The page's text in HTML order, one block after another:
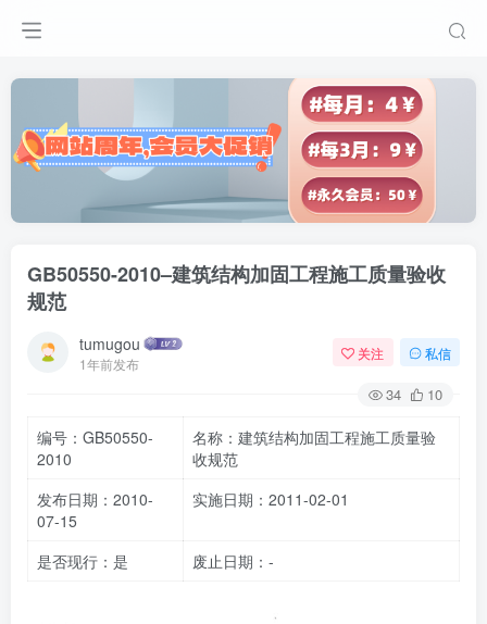
GB50550-2010–建筑结构加固工程施工质量验收
规范
tumugou
1年前发布
关注 私信
34 10
编号：GB50550-
2010
名称：建筑结构加固工程施工质量验
收规范
发布日期：2010-
07-15
实施日期：2011-02-01
是否现行：是 废止日期：-